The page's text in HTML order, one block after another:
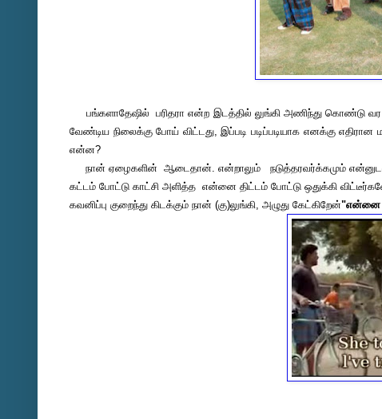
பங்களாதேஷில் பரிதரா என்ற இடத்தில் லுங்கி அணிந்து கொண்டு வர
வேண்டிய நிலைக்கு போய் விட்டது, இப்படி படிப்படியாக எனக்கு
என்ன?
நான் ஏழைகளின் ஆடைதான். என்றாலும் நடுத்தரவர்க்கமும் என்னுடன்
கட்டம் போட்டு காட்சி அளித்த என்னை திட்டம் போட்டு ஒதுக்கி
கவனிப்பு குறைந்து கிடக்கும் நான் (கு)லுங்கி, அழுது கேட்கிறேன்"என்னை